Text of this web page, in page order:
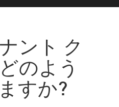
ント ク
のよう
すか?